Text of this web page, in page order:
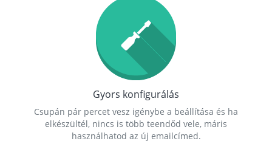
Gyors konfigurálás
Csupán pár percet vesz igénybe a beállítása és ha
elkészültél, nincs is több teendőd vele, máris
használhatod az új emailcímed.